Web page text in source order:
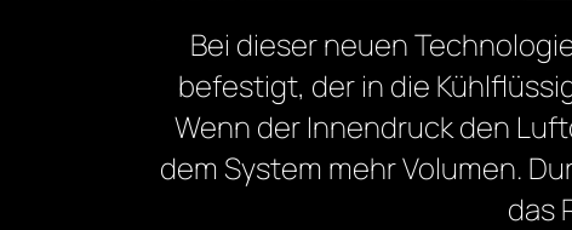
Bei dieser neuen
befestigt, der in die
Wenn der Innendruck den
dem System mehr Volumen.
das